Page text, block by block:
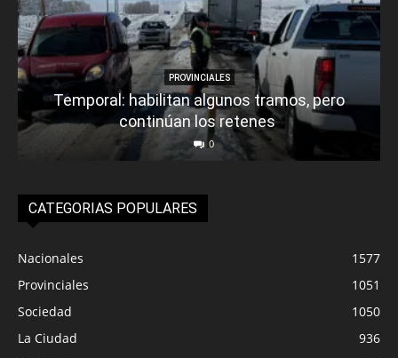
PROVINCIALES
Temporal: habilitan algunos tramos, pero
continúan los retenes
0
CATEGORIAS POPULARES
Nacionales
1577
Provinciales
1051
Sociedad
1050
La Ciudad
936